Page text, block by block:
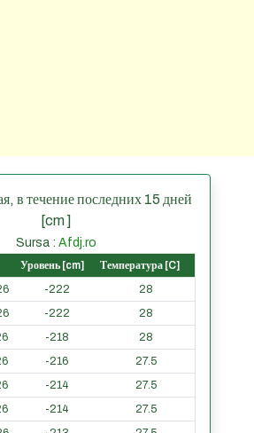
в течение последних 15 дней
[cm ]
Sursa : Afdj.ro
Уровень [cm]
Температура [C]
-222
28
-222
28
-218
28
-216
27.5
-214
27.5
-214
27.5